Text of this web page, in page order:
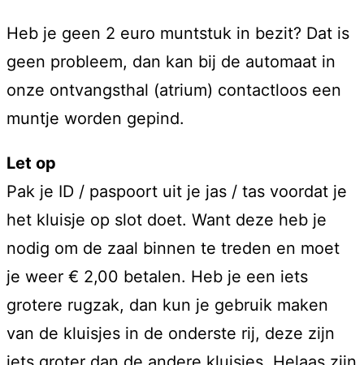
Heb je geen 2 euro muntstuk in bezit? Dat is
geen probleem, dan kan bij de automaat in
onze ontvangsthal (atrium) contactloos een
muntje worden gepind.
Let op
Pak je ID / paspoort uit je jas / tas voordat je
het kluisje op slot doet. Want deze heb je
nodig om de zaal binnen te treden en moet
je weer € 2,00 betalen. Heb je een iets
grotere rugzak, dan kun je gebruik maken
van de kluisjes in de onderste rij, deze zijn